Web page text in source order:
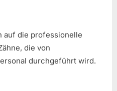
auf die professionelle
die von
durchgeführt wird.